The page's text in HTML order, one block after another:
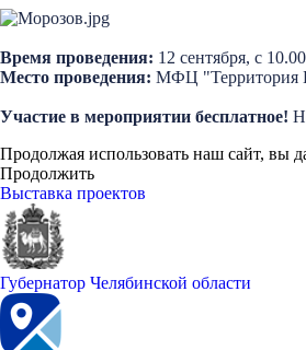
Время проведения: 12 сентября, с
Место проведения: МФЦ "Территория
Участие в мероприятии бесплатное!
Продолжая использовать наш сайт, вы
Продолжить
Выставка проектов
Губернатор Челябинской области